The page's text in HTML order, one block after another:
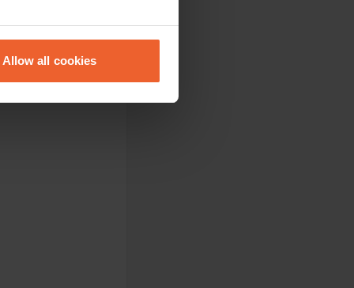
meters
our traffic. We also share
may combine it with
Allow all cookies